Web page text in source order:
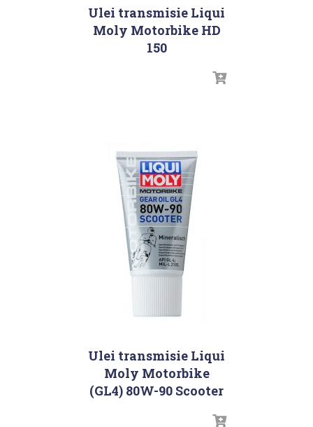
Ulei transmisie Liqui
Moly Motorbike HD
150
Ulei transmisie Liqui
Moly Motorbike
(GL4) 80W-90 Scooter